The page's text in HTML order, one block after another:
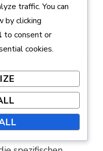
ermutigen oft die
indem sie
Regeln
zu verbessern.
auf Erwachsene
komplexeres
den Zugang für
könnte.
traffic. You can
by clicking
to consent or
cookies.